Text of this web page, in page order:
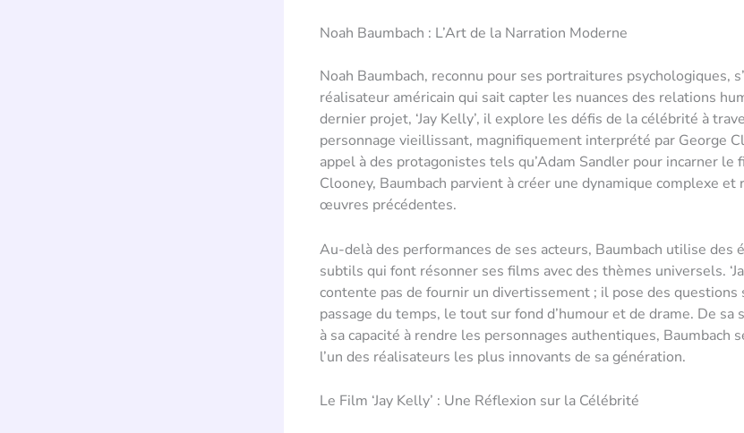
Noah Baumbach : L’Art de la Narration Moderne
Noah Baumbach, reconnu pour ses portraitures psychologiques,
réalisateur américain qui sait capter les nuances des relations
dernier projet, ‘Jay Kelly’, il explore les défis de la célébrité à
personnage vieillissant, magnifiquement interprété par George
appel à des protagonistes tels qu’Adam Sandler pour incarner le
Clooney, Baumbach parvient à créer une dynamique complexe et
œuvres précédentes.
Au-delà des performances de ses acteurs, Baumbach utilise des
subtils qui font résonner ses films avec des thèmes universels.
contente pas de fournir un divertissement ; il pose des questions
passage du temps, le tout sur fond d’humour et de drame. De sa
à sa capacité à rendre les personnages authentiques, Baumbach
l’un des réalisateurs les plus innovants de sa génération.
Le Film ‘Jay Kelly’ : Une Réflexion sur la Célébrité